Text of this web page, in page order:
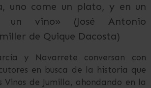
uno come un plato, y en un
un vino» (José Antonio
de Quique Dacosta)
y Navarrete conversan con
en busca de la historia que
Vinos de Jumilla, ahondando en la